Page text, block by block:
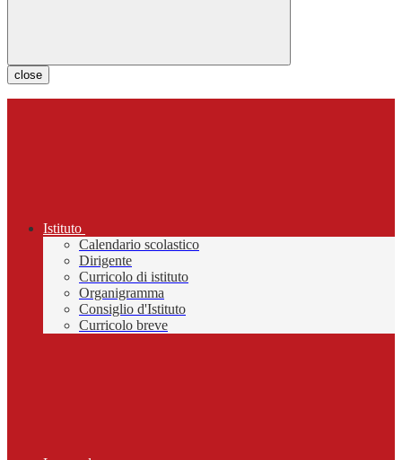
close
Istituto
Calendario scolastico
Dirigente
Curricolo di istituto
Organigramma
Consiglio d'Istituto
Curricolo breve